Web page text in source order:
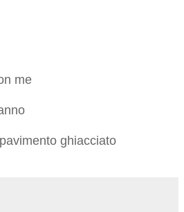
me
ghiacciato